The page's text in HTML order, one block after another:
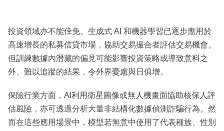
投資領域亦不能倖免。生成式 AI 和機器學習已逐步應用於
高速增長的私募信貸市場，協助交易撮合者評估交易機會。
但訓練數據內潛藏的偏見可能影響投資策略或導致意料之
外、難以追蹤的結果，令外界憂慮與日俱增。
保險行業方面，AI利用衛星圖像或無人機畫面協助核保人評
估風險，亦可透過分析大量非結構化數據偵測詐騙行為。然
而在這些應用場景中，模型若無意中使用了代表種族、性別